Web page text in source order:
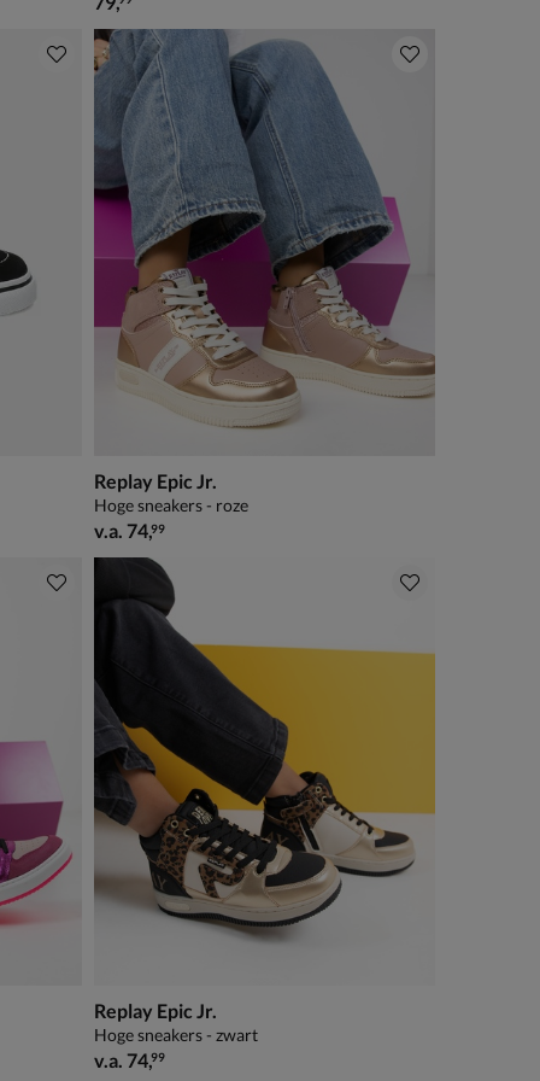
Replay Epic Jr.
Hoge sneakers - roze
vanaf € 74,99
v.a. 74,99
Replay Epic Jr.
Hoge sneakers - zwart
vanaf € 74,99
v.a. 74,99